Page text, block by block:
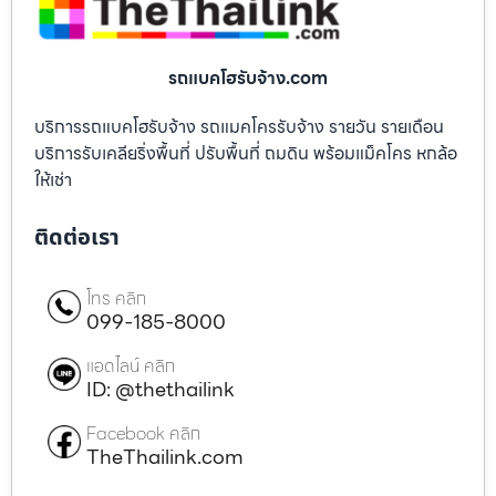
รถแบคโฮรับจ้าง.com
บริการรถแบคโฮรับจ้าง รถแมคโครรับจ้าง รายวัน รายเดือน
บริการรับเคลียริ่งพื้นที่ ปรับพื้นที่ ถมดิน พร้อมแม็คโคร หกล้อ
ให้เช่า
ติดต่อเรา
โทร คลิก
099-185-8000
แอดไลน์ คลิก
ID: @thethailink
Facebook คลิก
TheThailink.com